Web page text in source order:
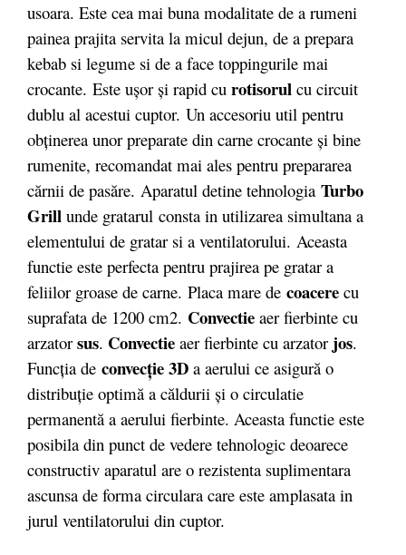
usoara. Este cea mai buna modalitate de a rumeni
painea prajita servita la micul dejun, de a prepara
kebab si legume si de a face toppingurile mai
crocante. Este uşor şi rapid cu rotisorul cu circuit
dublu al acestui cuptor. Un accesoriu util pentru
obţinerea unor preparate din carne crocante şi bine
rumenite, recomandat mai ales pentru prepararea
cărnii de pasăre. Aparatul detine tehnologia Turbo
Grill unde gratarul consta in utilizarea simultana a
elementului de gratar si a ventilatorului. Aceasta
functie este perfecta pentru prajirea pe gratar a
feliilor groase de carne. Placa mare de coacere cu
suprafata de 1200 cm2. Convectie aer fierbinte cu
arzator sus. Convectie aer fierbinte cu arzator jos.
Funcţia de convecţie 3D a aerului ce asigură o
distribuţie optimă a căldurii şi o circulatie
permanentă a aerului fierbinte. Aceasta functie este
posibila din punct de vedere tehnologic deoarece
constructiv aparatul are o rezistenta suplimentara
ascunsa de forma circulara care este amplasata in
jurul ventilatorului din cuptor.